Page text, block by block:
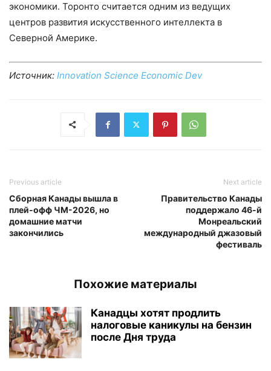
экономики. Торонто считается одним из ведущих
центров развития искусственного интеллекта в
Северной Америке.
Источник: Innovation Science Economic Dev
Previous article
Сборная Канады вышла в
плей-офф ЧМ-2026, но
домашние матчи
закончились
Next article
Правительство Канады
поддержало 46-й
Монреальский
международный джазовый
фестиваль
Похожие материалы
Канадцы хотят продлить
налоговые каникулы на бензин
после Дня труда